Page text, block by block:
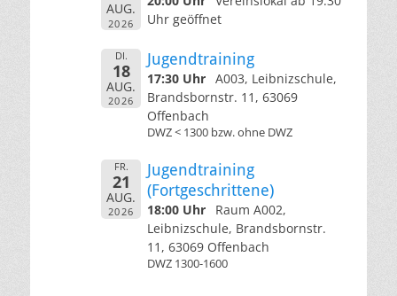
AUG.
2026
Uhr geöffnet
DI.
18
AUG.
2026
Jugendtraining
17:30 Uhr A003, Leibnizschule,
Brandsbornstr. 11, 63069
Offenbach
DWZ < 1300 bzw. ohne DWZ
FR.
21
AUG.
2026
Jugendtraining
(Fortgeschrittene)
18:00 Uhr
Raum A002,
Leibnizschule, Brandsbornstr.
11, 63069 Offenbach
DWZ 1300-1600